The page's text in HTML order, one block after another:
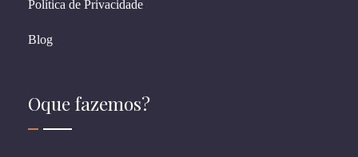
Política de Privacidade
Blog
Oque fazemos?